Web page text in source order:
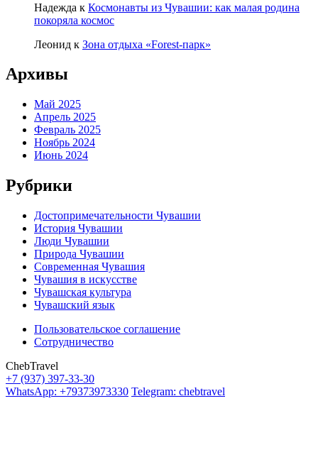
Надежда к Космонавты из Чувашии: как малая родина
покоряла космос
Леонид к Зона отдыха «Forest-парк»
Архивы
Май 2025
Апрель 2025
Февраль 2025
Ноябрь 2024
Июнь 2024
Рубрики
Достопримечательности Чувашии
История Чувашии
Люди Чувашии
Природа Чувашии
Современная Чувашия
Чувашия в искусстве
Чувашская культура
Чувашский язык
Пользовательское соглашение
Сотрудничество
ChebTravel
+7 (937) 397-33-30
WhatsApp: +79373973330 Telegram: chebtravel